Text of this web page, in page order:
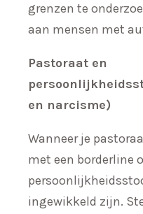
grenzen te
aan mensen met
Pastoraat en
en narcisme)
Wanneer je
met een borderline
ingewikkeld zijn.